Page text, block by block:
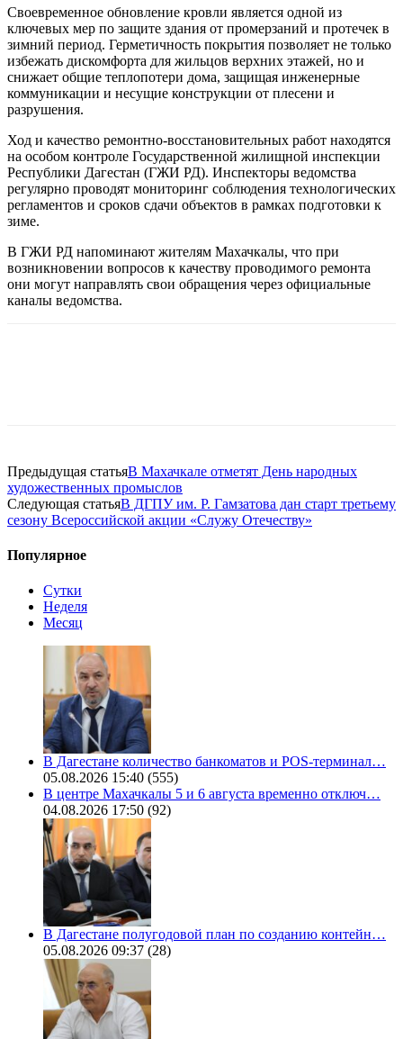
Своевременное обновление кровли является одной из
ключевых мер по защите здания от промерзаний и протечек в
зимний период. Герметичность покрытия позволяет не только
избежать дискомфорта для жильцов верхних этажей, но и
снижает общие теплопотери дома, защищая инженерные
коммуникации и несущие конструкции от плесени и
разрушения.
Ход и качество ремонтно-восстановительных работ находятся
на особом контроле Государственной жилищной инспекции
Республики Дагестан (ГЖИ РД). Инспекторы ведомства
регулярно проводят мониторинг соблюдения технологических
регламентов и сроков сдачи объектов в рамках подготовки к
зиме.
В ГЖИ РД напоминают жителям Махачкалы, что при
возникновении вопросов к качеству проводимого ремонта
они могут направлять свои обращения через официальные
каналы ведомства.
Предыдущая статьяВ Махачкале отметят День народных
художественных промыслов
Следующая статьяВ ДГПУ им. Р. Гамзатова дан старт третьему
сезону Всероссийской акции «Служу Отечеству»
Популярное
Сутки
Неделя
Месяц
В Дагестане количество банкоматов и POS-терминал…
05.08.2026 15:40 (555)
В центре Махачкалы 5 и 6 августа временно отключ…
04.08.2026 17:50 (92)
В Дагестане полугодовой план по созданию контейн…
05.08.2026 09:37 (28)